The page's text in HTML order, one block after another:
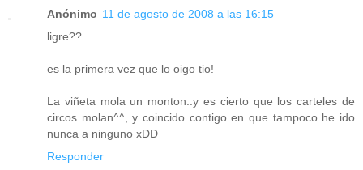
Anónimo 11 de agosto de 2008 a las 16:15
ligre??
es la primera vez que lo oigo tio!
La viñeta mola un monton..y es cierto que los carteles de
circos molan^^, y coincido contigo en que tampoco he ido
nunca a ninguno xDD
Responder